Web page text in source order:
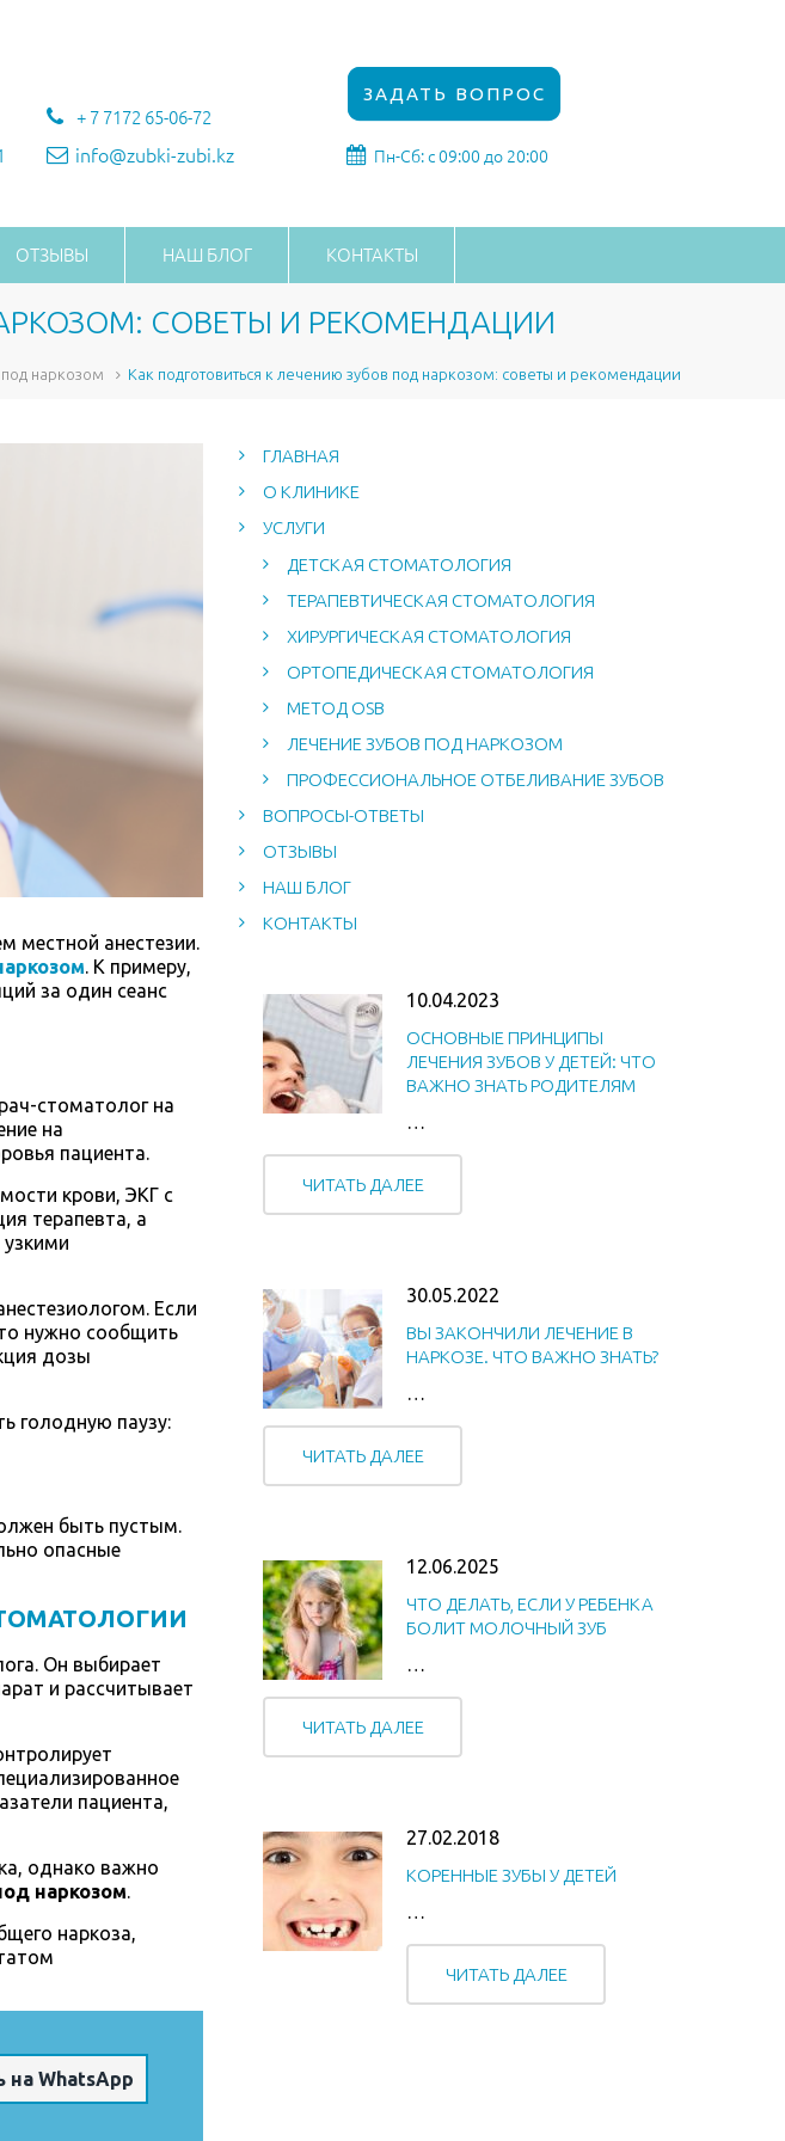
+ 7 7172 65-06-72
info@zubki-zubi.kz
ЗАДАТЬ ВОПРОС
Пн-Сб: с 09:00 до 20:00
ОТЗЫВЫ НАШ БЛОГ КОНТАКТЫ
СОВЕТЫ И РЕКОМЕНДАЦИИ
наркозом Как подготовиться к лечению зубов под наркозом: советы и рекомендации
местной анестезии.
. К примеру,
за один сеанс
стоматолог на
на
пациента.
крови, ЭКГ с
терапевта, а
Если
нужно сообщить
дозы
голодную паузу:
быть пустым.
опасные
Он выбирает
и рассчитывает
пациента,
однако важно
наркозом.
наркоза,
на WhatsApp
ГЛАВНАЯ
О КЛИНИКЕ
УСЛУГИ
ДЕТСКАЯ СТОМАТОЛОГИЯ
ТЕРАПЕВТИЧЕСКАЯ СТОМАТОЛОГИЯ
ХИРУРГИЧЕСКАЯ СТОМАТОЛОГИЯ
ОРТОПЕДИЧЕСКАЯ СТОМАТОЛОГИЯ
МЕТОД OSB
ЛЕЧЕНИЕ ЗУБОВ ПОД НАРКОЗОМ
ПРОФЕССИОНАЛЬНОЕ ОТБЕЛИВАНИЕ ЗУБОВ
ВОПРОСЫ-ОТВЕТЫ
ОТЗЫВЫ
НАШ БЛОГ
КОНТАКТЫ
10.04.2023
ОСНОВНЫЕ ПРИНЦИПЫ
ЛЕЧЕНИЯ ЗУБОВ У ДЕТЕЙ: ЧТО
ВАЖНО ЗНАТЬ РОДИТЕЛЯМ
…
ЧИТАТЬ ДАЛЕЕ
30.05.2022
ВЫ ЗАКОНЧИЛИ ЛЕЧЕНИЕ В
НАРКОЗЕ. ЧТО ВАЖНО ЗНАТЬ?
…
ЧИТАТЬ ДАЛЕЕ
12.06.2025
ЧТО ДЕЛАТЬ, ЕСЛИ У РЕБЕНКА
БОЛИТ МОЛОЧНЫЙ ЗУБ
…
ЧИТАТЬ ДАЛЕЕ
27.02.2018
КОРЕННЫЕ ЗУБЫ У ДЕТЕЙ
…
ЧИТАТЬ ДАЛЕЕ